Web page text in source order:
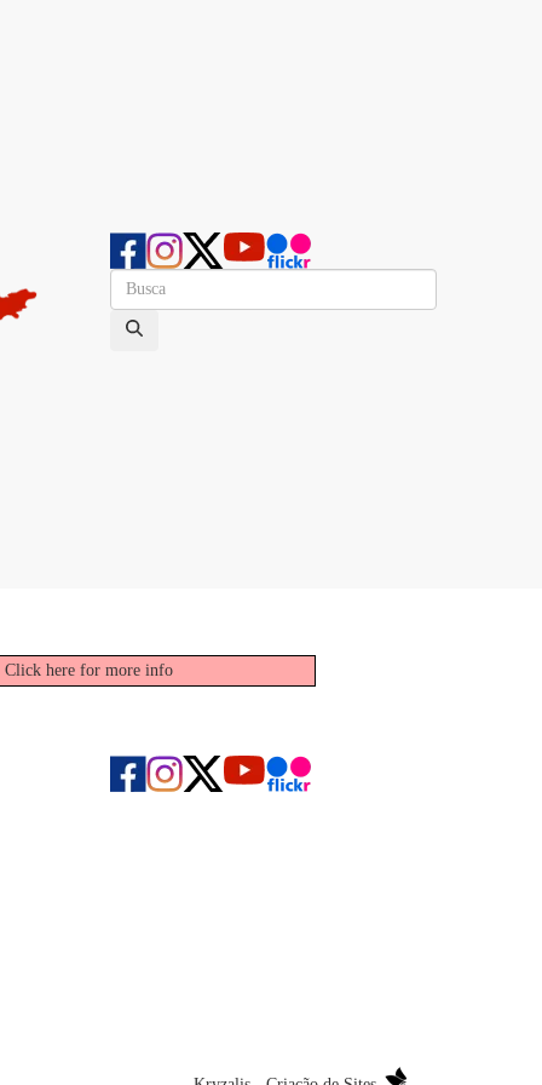
Click here for more info